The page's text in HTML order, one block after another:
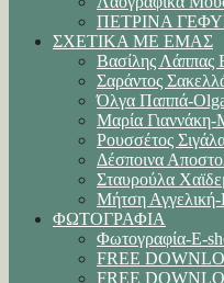
ΠΕΤΡΙΝΑ
ΣΧΕΤΙΚΑ ΜΕ ΕΜΑΣ
Βασίλης Λάππας
Σαράντος
Όλγα Παππά-
Μαρία
Ρουσσέτος
Δέσποινα
Σταυρούλα
Μήτση Αγγελική-
ΦΩΤΟΓΡΑΦΙΑ
Φωτογραφία-E-
FREE
FREE